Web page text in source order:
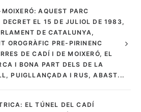
AQUEST PARC
DECRET EL 15 DE JULIOL DE 1983,
DE CATALUNYA,
OROGRÀFIC PRE-PIRINENC
DE CADÍ I DE MOIXERÓ, EL
I BONA PART DELS DE LA
PUIGLLANÇADA I RUS, ABAST...
EL TÚNEL DEL CADÍ